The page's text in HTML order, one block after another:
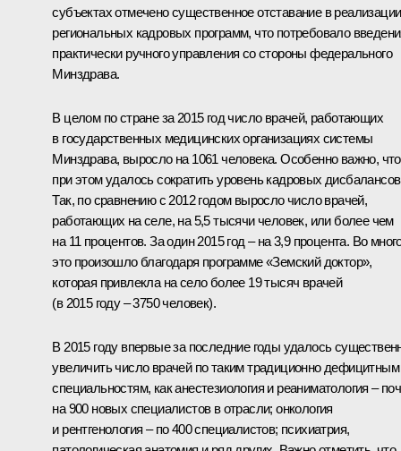
субъектах отмечено существенное отставание в реализации
региональных кадровых программ, что потребовало
практически ручного управления со стороны федерального
Минздрава.
В целом по стране за 2015 год число врачей, работающих
в государственных медицинских организациях системы
Минздрава, выросло на 1061 человека. Особенно важно, что
при этом удалось сократить уровень кадровых
Так, по сравнению с 2012 годом выросло число врачей,
работающих на селе, на 5,5 тысячи человек, или более чем
на 11 процентов. За один 2015 год – на 3,9 процента. Во
это произошло благодаря программе «Земский доктор»,
которая привлекла на село более 19 тысяч врачей
(в 2015 году – 3750 человек).
В 2015 году впервые за последние годы удалось
увеличить число врачей по таким традиционно дефицитным
специальностям, как анестезиология и реаниматология –
на 900 новых специалистов в отрасли; онкология
и рентгенология – по 400 специалистов; психиатрия,